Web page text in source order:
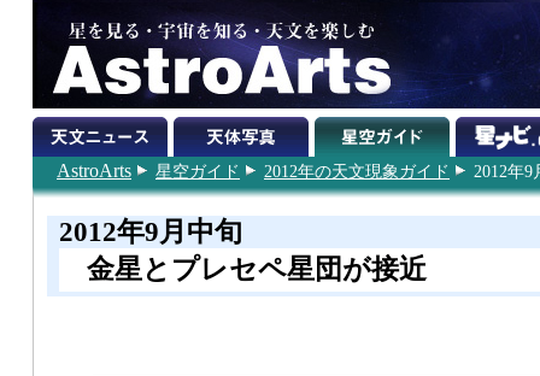
AstroArts 星空ガイド 2012年の天文現象ガイド 2012年9
2012年9月中旬
金星とプレセペ星団が接近